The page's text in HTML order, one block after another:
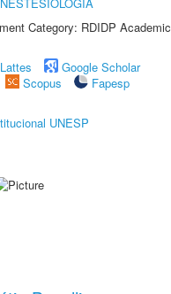
Category: RDIDP Academic
Google Scholar
Scopus
Fapesp
UNESP